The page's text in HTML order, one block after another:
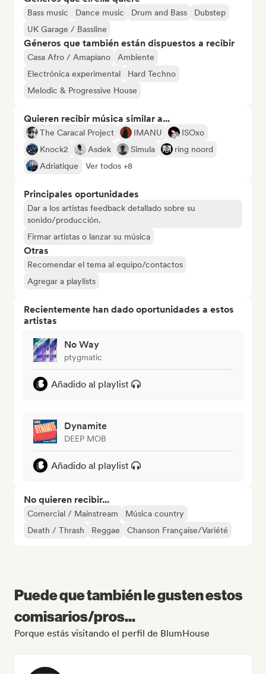
Bass music Dance music Drum and Bass
Dubstep
UK Garage / Bassline
Géneros que también están dispuestos a recibir
Casa Afro / Amapiano
Ambiente
Electrónica experimental
Hard Techno
Melodic & Progressive House
Quieren recibir música similar a...
The Caracal Project IMANU
ISOxo
Knock2
Asdek Simula
ring noord
Adriatique
Ver todos +8
Principales oportunidades
Dar a los artistas feedback detallado sobre su
sonido/producción.
Firmar artistas o lanzar su música
Otras
Recomendar el tema al equipo/contactos
Agregar a playlists
Recientemente han dado oportunidades a estos
artistas
No Way
ptygmatic
Añadido al playlist
Dynamite
DEEP MOB
Añadido al playlist
No quieren recibir...
Comercial / Mainstream
Música country
Death / Thrash
Reggae Chanson Française/Variété
Puede que también le gusten estos
comisarios/pros...
Porque estás visitando el perfil de BlumHouse